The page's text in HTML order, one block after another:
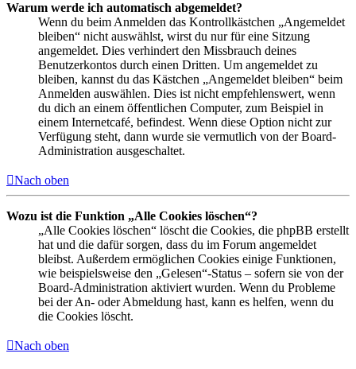
Warum werde ich automatisch abgemeldet?
Wenn du beim Anmelden das Kontrollkästchen „Angemeldet
bleiben“ nicht auswählst, wirst du nur für eine Sitzung
angemeldet. Dies verhindert den Missbrauch deines
Benutzerkontos durch einen Dritten. Um angemeldet zu
bleiben, kannst du das Kästchen „Angemeldet bleiben“ beim
Anmelden auswählen. Dies ist nicht empfehlenswert, wenn
du dich an einem öffentlichen Computer, zum Beispiel in
einem Internetcafé, befindest. Wenn diese Option nicht zur
Verfügung steht, dann wurde sie vermutlich von der Board-
Administration ausgeschaltet.
Nach oben
Wozu ist die Funktion „Alle Cookies löschen“?
„Alle Cookies löschen“ löscht die Cookies, die phpBB erstellt
hat und die dafür sorgen, dass du im Forum angemeldet
bleibst. Außerdem ermöglichen Cookies einige Funktionen,
wie beispielsweise den „Gelesen“-Status – sofern sie von der
Board-Administration aktiviert wurden. Wenn du Probleme
bei der An- oder Abmeldung hast, kann es helfen, wenn du
die Cookies löscht.
Nach oben